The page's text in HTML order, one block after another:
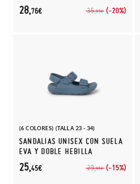
35,95€ (-20%)
28,76€
(6 COLORES) (TALLA 23 - 34)
SANDALIAS UNISEX CON SUELA
EVA Y DOBLE HEBILLA
29,95€ (-15%)
25,45€